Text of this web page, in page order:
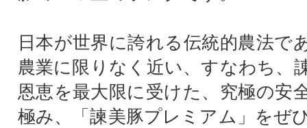
日本が世界に誇れる伝統的農法で
農業に限りなく近い、すなわち、
恩恵を最大限に受けた、究極の安
極み、「諫美豚プレミアム」をぜ